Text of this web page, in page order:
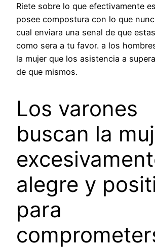
Riete sobre lo que efectivamente
posee compostura con lo que
cual enviara una senal de que
como sera a tu favor. a los
la mujer que los asistencia a
de que mismos.
Los varones
buscan la
alegre y
para